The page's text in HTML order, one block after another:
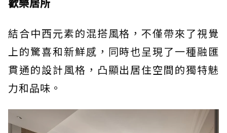
結合中西元素的混搭風格，不僅帶來了視覺
上的驚喜和新鮮感，同時也呈現了一種融匯
貫通的設計風格，凸顯出居住空間的獨特魅
力和品味。